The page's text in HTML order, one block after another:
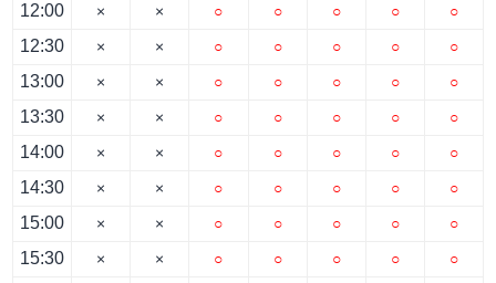
12:00
12:30
13:00
13:30
14:00
14:30
15:00
15:30
×
×
×
×
×
×
×
×
×
×
×
×
×
×
×
×
○
○
○
○
○
○
○
○
○
○
○
○
○
○
○
○
○
○
○
○
○
○
○
○
○
○
○
○
○
○
○
○
○
○
○
○
○
○
○
○